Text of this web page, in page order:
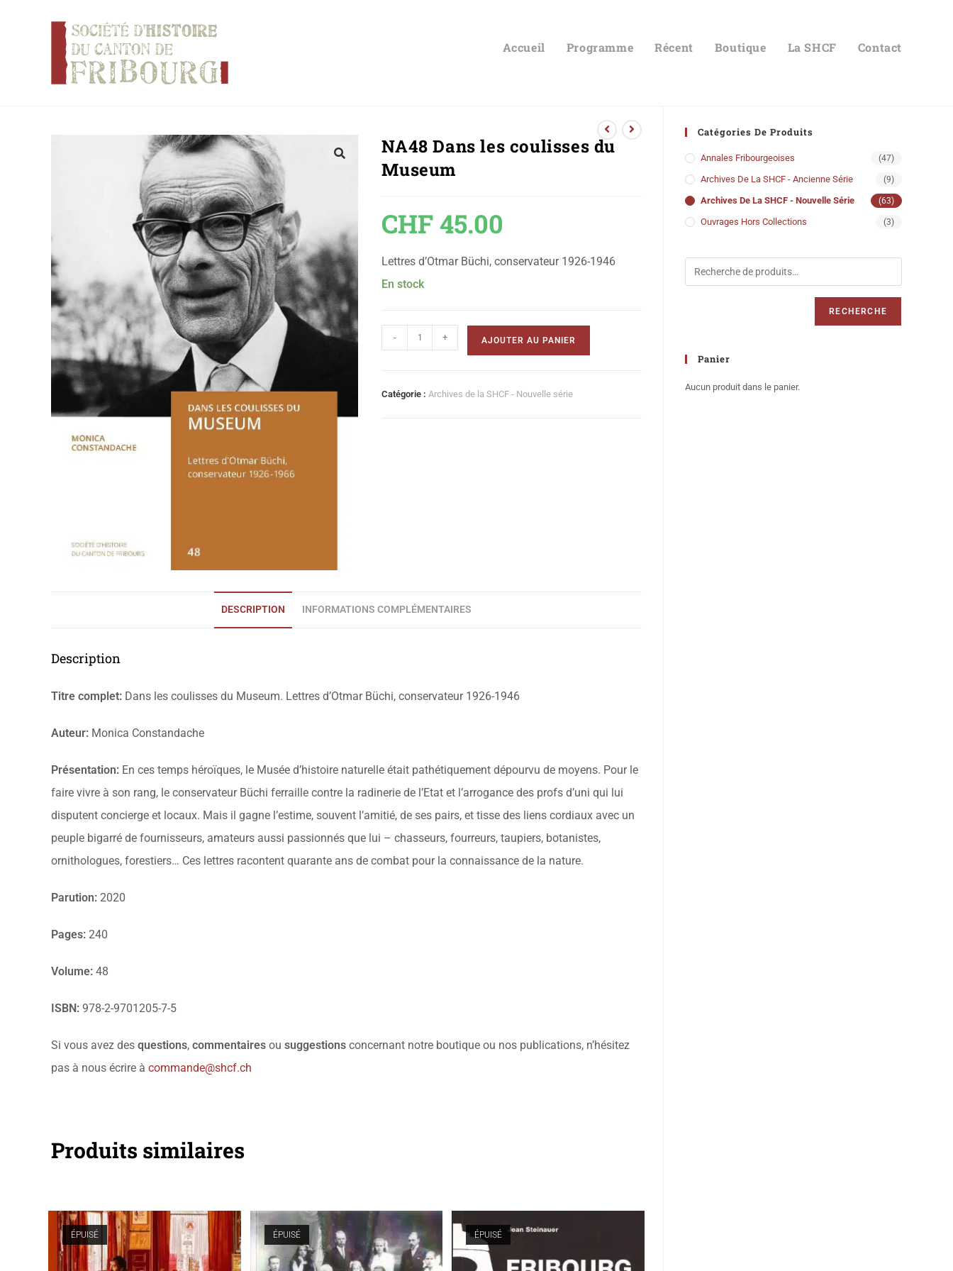
Accueil Programme Récent Boutique La SHCF Contact
NA48 Dans les coulisses du
Museum
CHF45.00
Lettres d’Otmar Büchi, conservateur 1926-1946
En stock
- + AJOUTER AU PANIER
Catégorie :Archives de la SHCF - Nouvelle série
DESCRIPTION INFORMATIONS COMPLÉMENTAIRES
Description
Titre complet: Dans les coulisses du Museum. Lettres d’Otmar Büchi, conservateur 1926-1946
Auteur: Monica Constandache
Présentation: En ces temps héroïques, le Musée d’histoire naturelle était pathétiquement dépourvu de moyens. Pour le
faire vivre à son rang, le conservateur Büchi ferraille contre la radinerie de l’Etat et l’arrogance des profs d’uni qui lui
disputent concierge et locaux. Mais il gagne l’estime, souvent l’amitié, de ses pairs, et tisse des liens cordiaux avec un
peuple bigarré de fournisseurs, amateurs aussi passionnés que lui – chasseurs, fourreurs, taupiers, botanistes,
ornithologues, forestiers… Ces lettres racontent quarante ans de combat pour la connaissance de la nature.
Parution: 2020
Pages: 240
Volume: 48
ISBN: 978-2-9701205-7-5
Si vous avez des questions, commentaires ou suggestions concernant notre boutique ou nos publications, n’hésitez
pas à nous écrire à commande@shcf.ch
Produits similaires
ÉPUISÉ ÉPUISÉ ÉPUISÉ
Catégories De Produits
Annales Fribourgeoises (47)
Archives De La SHCF - Ancienne Série (9)
Archives De La SHCF - Nouvelle Série (63)
Ouvrages Hors Collections (3)
RECHERCHE
Panier
Aucun produit dans le panier.